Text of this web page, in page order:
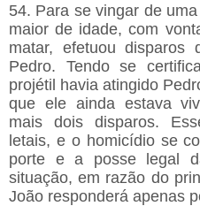
54. Para se vingar de
maior de idade, com
matar, efetuou
Pedro. Tendo se
projétil havia atingido
que ele ainda estava
mais dois disparos.
letais, e o homicídio se
porte e a posse legal
situação, em razão do
João responderá apenas